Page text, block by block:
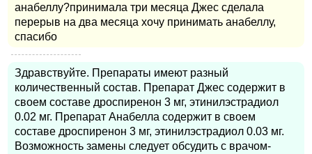
анабеллу?принимала три месяца Джес сделала
перерыв на два месяца хочу принимать анабеллу,
спасибо
Здравствуйте. Препараты имеют разный
количественный состав. Препарат Джес содержит в
своем составе дроспиренон 3 мг, этинилэстрадиол
0.02 мг. Препарат Анабелла содержит в своем
составе дроспиренон 3 мг, этинилэстрадиол 0.03 мг.
Возможность замены следует обсудить с врачом-